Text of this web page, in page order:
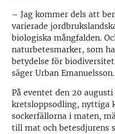
– Jag kommer dels att
varierade
biologiska mångfalden.
naturbetesmarker, som
betydelse för
säger Urban Emanuelsson.
På eventet den 20
kretsloppsodling, nyttiga
sockerfällorna i maten,
till mat och betesdjurens